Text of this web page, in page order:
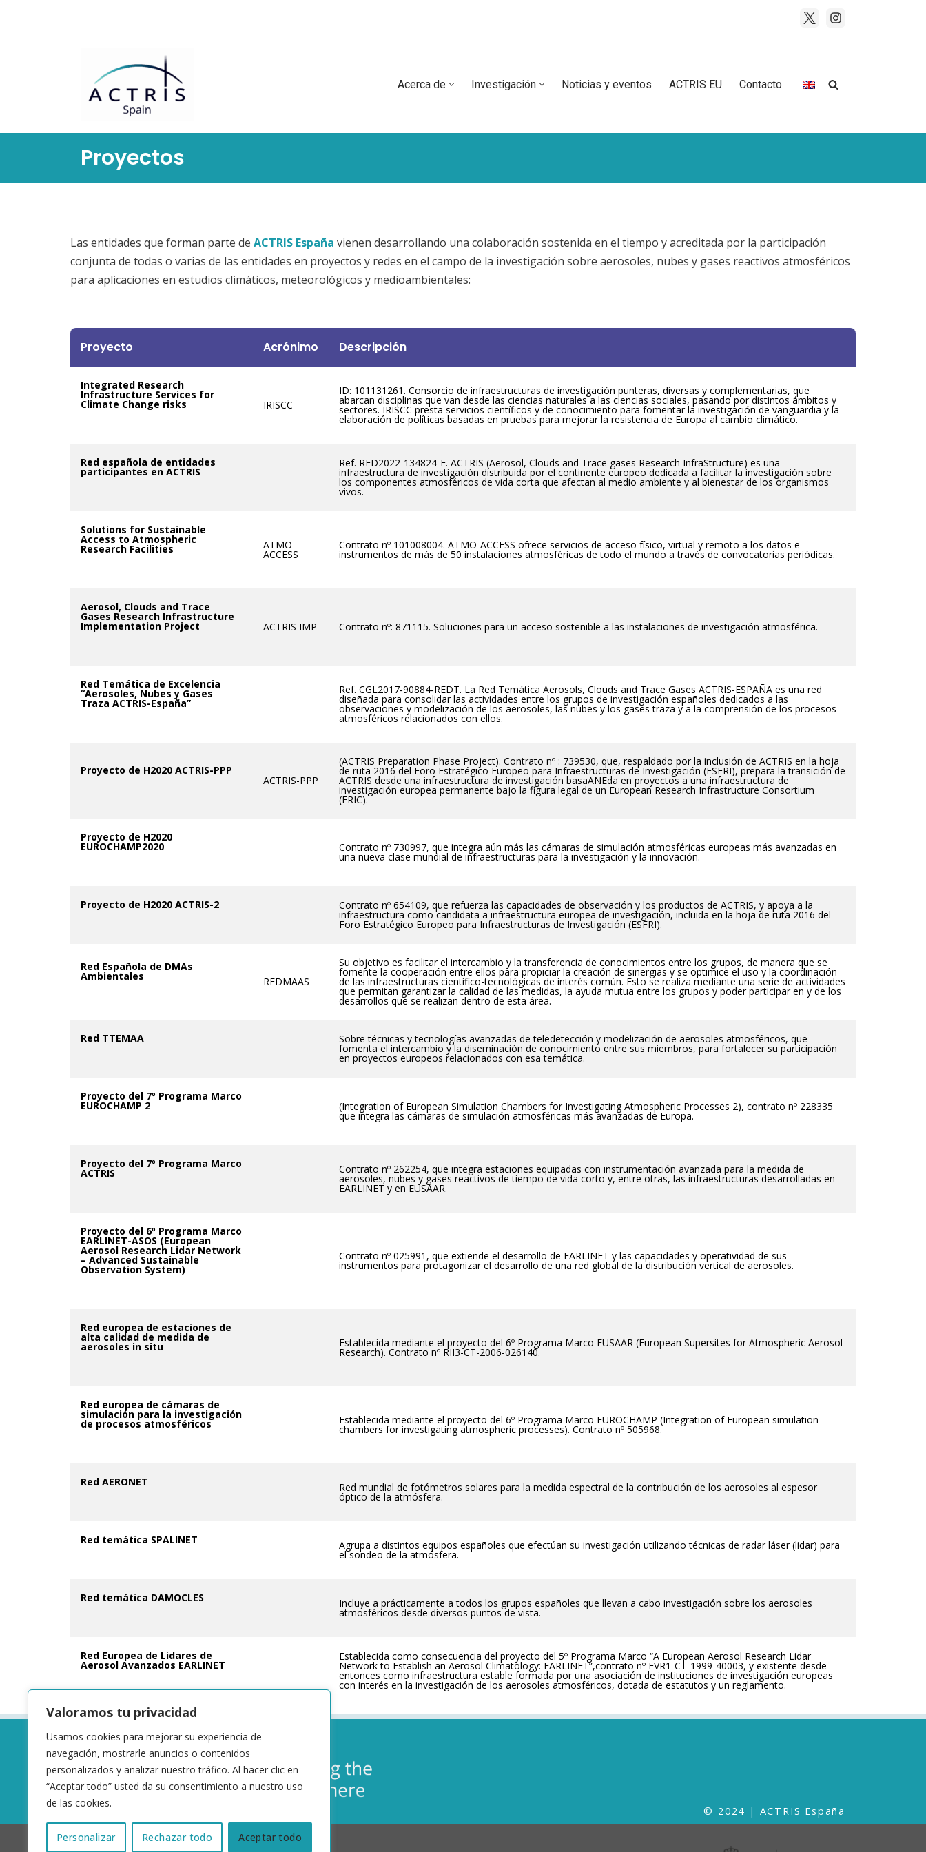
Valoramos tu privacidad
Usamos cookies para mejorar su experiencia de
navegación, mostrarle anuncios o contenidos
personalizados y analizar nuestro tráfico. Al hacer clic en
“Aceptar todo” usted da su consentimiento a nuestro uso
de las cookies.
Personalizar Rechazar todo Aceptar todo
Acerca de Investigación Noticias y eventos ACTRIS EU Contacto
Proyectos
Las entidades que forman parte de ACTRIS España vienen desarrollando una colaboración sostenida en el tiempo y acreditada por la participación
conjunta de todas o varias de las entidades en proyectos y redes en el campo de la investigación sobre aerosoles, nubes y gases reactivos atmosféricos
para aplicaciones en estudios climáticos, meteorológicos y medioambientales:
Proyecto Acrónimo Descripción
Integrated Research
Infrastructure Services for
Climate Change risks IRISCC
ID: 101131261. Consorcio de infraestructuras de investigación punteras, diversas y complementarias, que
abarcan disciplinas que van desde las ciencias naturales a las ciencias sociales, pasando por distintos ámbitos y
sectores. IRISCC presta servicios científicos y de conocimiento para fomentar la investigación de vanguardia y la
elaboración de políticas basadas en pruebas para mejorar la resistencia de Europa al cambio climático.
Red española de entidades
participantes en ACTRIS
Ref. RED2022-134824-E. ACTRIS (Aerosol, Clouds and Trace gases Research InfraStructure) es una
infraestructura de investigación distribuida por el continente europeo dedicada a facilitar la investigación sobre
los componentes atmosféricos de vida corta que afectan al medio ambiente y al bienestar de los organismos
vivos.
Solutions for Sustainable
Access to Atmospheric
Research Facilities ATMO
ACCESS
Contrato nº 101008004. ATMO-ACCESS ofrece servicios de acceso físico, virtual y remoto a los datos e
instrumentos de más de 50 instalaciones atmosféricas de todo el mundo a través de convocatorias periódicas.
Aerosol, Clouds and Trace
Gases Research Infrastructure
Implementation Project ACTRIS IMP Contrato nº: 871115. Soluciones para un acceso sostenible a las instalaciones de investigación atmosférica.
Red Temática de Excelencia
“Aerosoles, Nubes y Gases
Traza ACTRIS-España”
Ref. CGL2017‐90884‐REDT. La Red Temática Aerosols, Clouds and Trace Gases ACTRIS-ESPAÑA es una red
diseñada para consolidar las actividades entre los grupos de investigación españoles dedicados a las
observaciones y modelización de los aerosoles, las nubes y los gases traza y a la comprensión de los procesos
atmosféricos relacionados con ellos.
Proyecto de H2020 ACTRIS-PPP
ACTRIS-PPP
(ACTRIS Preparation Phase Project). Contrato nº : 739530, que, respaldado por la inclusión de ACTRIS en la hoja
de ruta 2016 del Foro Estratégico Europeo para Infraestructuras de Investigación (ESFRI), prepara la transición de
ACTRIS desde una infraestructura de investigación basaANEda en proyectos a una infraestructura de
investigación europea permanente bajo la figura legal de un European Research Infrastructure Consortium
(ERIC).
Proyecto de H2020
EUROCHAMP2020 Contrato nº 730997, que integra aún más las cámaras de simulación atmosféricas europeas más avanzadas en
una nueva clase mundial de infraestructuras para la investigación y la innovación.
Proyecto de H2020 ACTRIS-2 Contrato nº 654109, que refuerza las capacidades de observación y los productos de ACTRIS, y apoya a la
infraestructura como candidata a infraestructura europea de investigación, incluida en la hoja de ruta 2016 del
Foro Estratégico Europeo para Infraestructuras de Investigación (ESFRI).
Red Española de DMAs
Ambientales REDMAAS
Su objetivo es facilitar el intercambio y la transferencia de conocimientos entre los grupos, de manera que se
fomente la cooperación entre ellos para propiciar la creación de sinergias y se optimice el uso y la coordinación
de las infraestructuras científico-tecnológicas de interés común. Esto se realiza mediante una serie de actividades
que permitan garantizar la calidad de las medidas, la ayuda mutua entre los grupos y poder participar en y de los
desarrollos que se realizan dentro de esta área.
Red TTEMAA Sobre técnicas y tecnologías avanzadas de teledetección y modelización de aerosoles atmosféricos, que
fomenta el intercambio y la diseminación de conocimiento entre sus miembros, para fortalecer su participación
en proyectos europeos relacionados con esa temática.
Proyecto del 7º Programa Marco
EUROCHAMP 2 (Integration of European Simulation Chambers for Investigating Atmospheric Processes 2), contrato nº 228335
que integra las cámaras de simulación atmosféricas más avanzadas de Europa.
Proyecto del 7º Programa Marco
ACTRIS Contrato nº 262254, que integra estaciones equipadas con instrumentación avanzada para la medida de
aerosoles, nubes y gases reactivos de tiempo de vida corto y, entre otras, las infraestructuras desarrolladas en
EARLINET y en EUSAAR.
Proyecto del 6º Programa Marco
EARLINET-ASOS (European
Aerosol Research Lidar Network
– Advanced Sustainable
Observation System)
Contrato nº 025991, que extiende el desarrollo de EARLINET y las capacidades y operatividad de sus
instrumentos para protagonizar el desarrollo de una red global de la distribución vertical de aerosoles.
Red europea de estaciones de
alta calidad de medida de
aerosoles in situ Establecida mediante el proyecto del 6º Programa Marco EUSAAR (European Supersites for Atmospheric Aerosol
Research). Contrato nº RII3-CT-2006-026140.
Red europea de cámaras de
simulación para la investigación
de procesos atmosféricos Establecida mediante el proyecto del 6º Programa Marco EUROCHAMP (Integration of European simulation
chambers for investigating atmospheric processes). Contrato nº 505968.
Red AERONET Red mundial de fotómetros solares para la medida espectral de la contribución de los aerosoles al espesor
óptico de la atmósfera.
Red temática SPALINET Agrupa a distintos equipos españoles que efectúan su investigación utilizando técnicas de radar láser (lidar) para
el sondeo de la atmósfera.
Red temática DAMOCLES Incluye a prácticamente a todos los grupos españoles que llevan a cabo investigación sobre los aerosoles
atmosféricos desde diversos puntos de vista.
Red Europea de Lidares de
Aerosol Avanzados EARLINET
Establecida como consecuencia del proyecto del 5º Programa Marco “A European Aerosol Research Lidar
Network to Establish an Aerosol Climatology: EARLINET”,contrato nº EVR1-CT-1999-40003, y existente desde
entonces como infraestructura estable formada por una asociación de instituciones de investigación europeas
con interés en la investigación de los aerosoles atmosféricos, dotada de estatutos y un reglamento.
© 2024 | ACTRIS España